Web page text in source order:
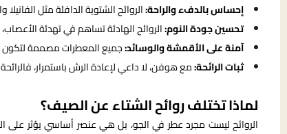
إحساس بالدفء والراحة:الروائح الشتوية الدافئة مثل
تحسين جودة النوم:الروائح الهادئة تساهم في تهدئة
آمنة على الأقمشة والوسائد:جميع المعطرات مصممة لتكون
ثبات الرائحة:مع هوفن، لا داعي لإعادة الرش باستمرار،
لماذا تختلف روائح الشتاء عن الصيف؟
الروائح ليست مجرد عطر في الجو، بل هي عنصر أساسي يؤثر على